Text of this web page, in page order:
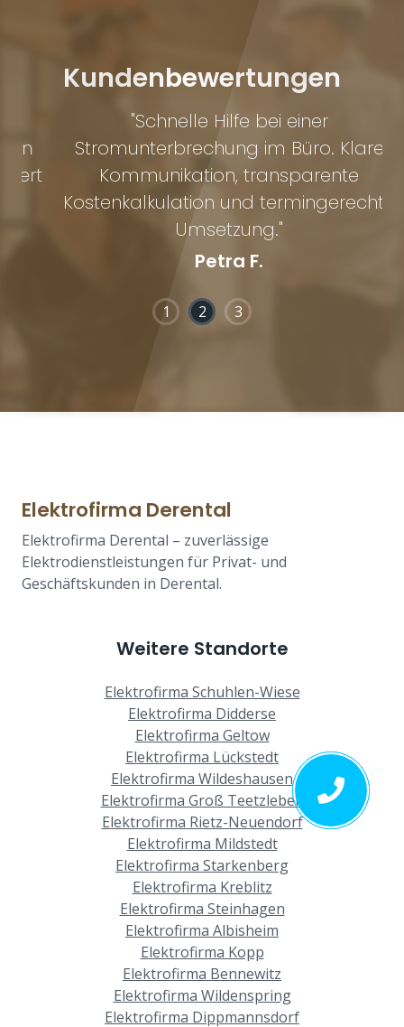
Kundenbewertungen
"Schnelle Hilfe bei einer
Stromunterbrechung im Büro. Klare
Kommunikation, transparente
Kostenkalkulation und termingerechte
Umsetzung."
Petra F.
1 2 3
Elektrofirma Derental
Elektrofirma Derental – zuverlässige
Elektrodienstleistungen für Privat- und
Geschäftskunden in Derental.
Weitere Standorte
Elektrofirma Schuhlen-Wiese
Elektrofirma Didderse
Elektrofirma Geltow
Elektrofirma Lückstedt
Elektrofirma Wildeshausen
Elektrofirma Groß Teetzleben
Elektrofirma Rietz-Neuendorf
Elektrofirma Mildstedt
Elektrofirma Starkenberg
Elektrofirma Kreblitz
Elektrofirma Steinhagen
Elektrofirma Albisheim
Elektrofirma Kopp
Elektrofirma Bennewitz
Elektrofirma Wildenspring
Elektrofirma Dippmannsdorf